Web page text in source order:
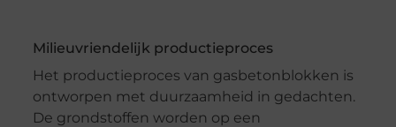
Milieuvriendelijk productieproces
Het productieproces van gasbetonblokken is
ontworpen met duurzaamheid in gedachten.
De grondstoffen worden op een